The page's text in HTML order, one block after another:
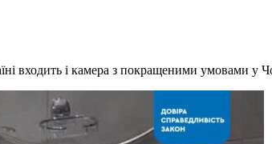
входить і камера з покращеними умовами у